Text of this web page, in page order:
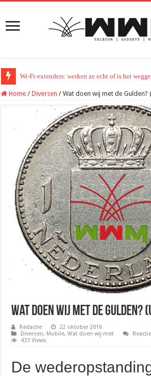
Wi-Fi-extenders: werken ze echt of is het
Home / Diversen / Wat doen wij met de Gulden?
Wat doen wij met de Gulden?
Redactie
22 oktober 2016
Diversen, Mobile,Wat doen wij met
433 Views
De